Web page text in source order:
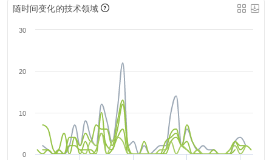
随时间变化的技术领域
0
10
20
30